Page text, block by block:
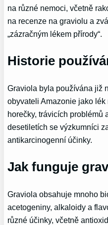
na různé nemoci, včetně
na recenze na graviolu a
„zázračným lékem přírody“.
Historie
Graviola byla používána již
obyvateli Amazonie jako
horečky, trávicích problémů
desetiletích se výzkumníci
antikarcinogenní účinky.
Jak funguje
Graviola obsahuje mnoho
acetogeniny, alkaloidy a
různé účinky, včetně